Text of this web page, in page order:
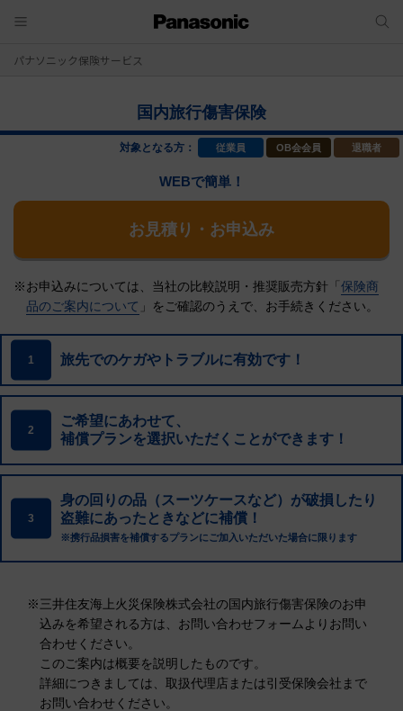
パナソニック保険サービス
国内旅行傷害保険
対象となる方： 従業員 OB会会員 退職者
WEBで簡単！
お見積り・お申込み
※お申込みについては、当社の比較説明・推奨販売方針「 保険商
品のご案内について 」をご確認のうえで、 お手続きください。
1 旅先でのケガやトラブルに有効です！
2
ご希望にあわせて、
補償プランを選択いただくことができます！
3
身の回りの品（スーツケースなど）が破損したり
盗難にあったときなどに補償！
※携行品損害を補償するプランにご加入いただいた場合に限ります
※三井住友海上火災保険株式会社の国内旅行傷害保険のお申
込みを希望される方は、お問い合わせフォームよりお問い
合わせください。
このご案内は概要を説明したものです。
詳細につきましては、取扱代理店または引受保険会社まで
お問い合わせください。